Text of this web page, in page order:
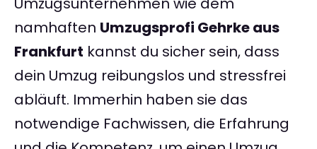
namhaften Umzugsprofi Gehrke aus
Frankfurt kannst du sicher sein, dass
dein Umzug reibungslos und stressfrei
abläuft. Immerhin haben sie das
notwendige Fachwissen, die Erfahrung